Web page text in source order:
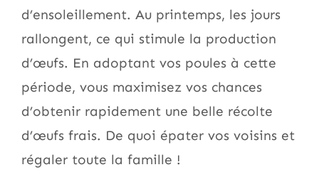
d’ensoleillement. Au printemps, les jours
rallongent, ce qui stimule la production
d’œufs. En adoptant vos poules à cette
période, vous maximisez vos chances
d’obtenir rapidement une belle récolte
d’œufs frais. De quoi épater vos voisins et
régaler toute la famille !